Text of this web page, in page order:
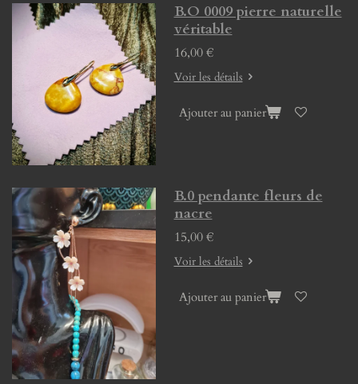
B.O 0009 pierre naturelle
véritable
16,00 €
Voir les détails
Ajouter au panier
B.0 pendante fleurs de
nacre
15,00 €
Voir les détails
Ajouter au panier